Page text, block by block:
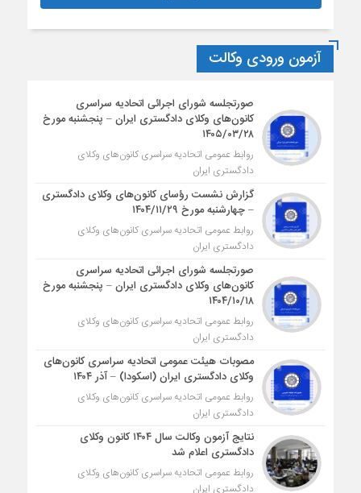
آزمون ورودی وکالت
صورتجلسه شورای اجرائی اتحادیه سراسری
کانون‌های وکلای دادگستری ایران – پنجشنبه مورخ
۱۴۰۵/۰۳/۲۸
روابط عمومی اتحادیه سراسری کانون‌های وکلای
دادگستری ایران
گزارش نشست رؤسای کانون‌های وکلای دادگستری
– چهارشنبه مورخ ۱۴۰۴/۱۱/۲۹
روابط عمومی اتحادیه سراسری کانون‌های وکلای
دادگستری ایران
صورتجلسه شورای اجرائی اتحادیه سراسری
کانون‌های وکلای دادگستری ایران – پنجشنبه مورخ
۱۴۰۴/۱۰/۱۸
روابط عمومی اتحادیه سراسری کانون‌های وکلای
دادگستری ایران
مصوبات هیئت عمومی اتحادیه سراسری کانون‌های
وکلای دادگستری ایران (اسکودا) – آذر ۱۴۰۴
روابط عمومی اتحادیه سراسری کانون‌های وکلای
دادگستری ایران
نتایج آزمون وکالت سال ۱۴۰۴ کانون وکلای
دادگستری اعلام شد
روابط عمومی اتحادیه سراسری کانون‌های وکلای
دادگستری ایران